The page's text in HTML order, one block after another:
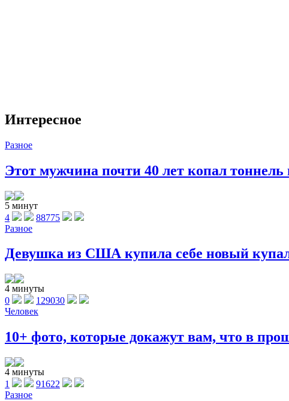
Интересное
Разное
Этот мужчина почти 40 лет копал тоннель
5 минут
4
88775
Разное
Девушка из США купила себе новый
4 минуты
0
129030
Человек
10+ фото, которые докажут вам, что в
4 минуты
1
91622
Разное